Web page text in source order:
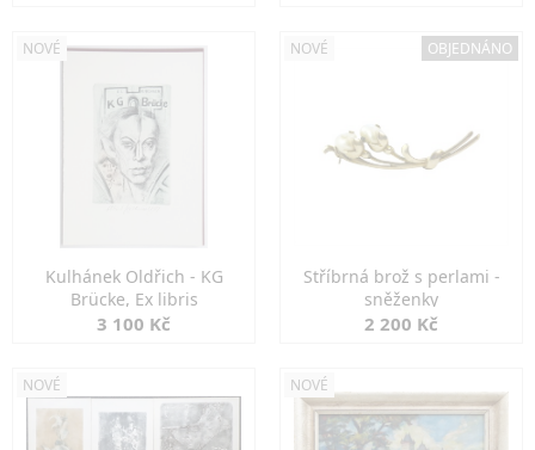
NOVÉ
Kulhánek Oldřich - KG
Brücke, Ex libris
3 100 Kč
NOVÉ OBJEDNÁNO
Stříbrná brož s perlami -
sněženky
2 200 Kč
NOVÉ NOVÉ